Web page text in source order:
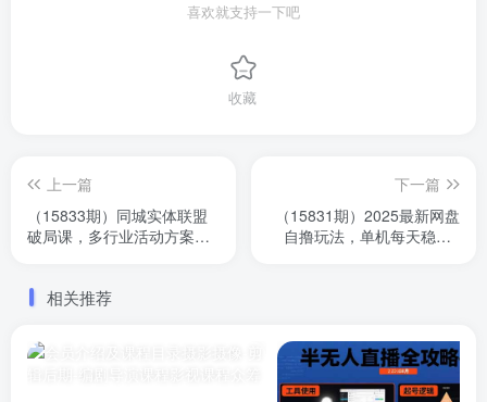
喜欢就支持一下吧
收藏
上一篇
（15833期）同城实体联盟
破局课，多行业活动方案
下一篇
（15831期）2025最新网盘
自撸玩法，单机每天稳下3
相关推荐